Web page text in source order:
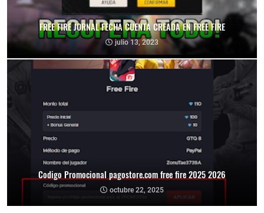
FREE FIRE JORNAL FECHA CUENTA CREADA EN FREE FIRE
julio 13, 2023
Codigo Promocional pagostore.com free fire 2025 2026
octubre 22, 2025